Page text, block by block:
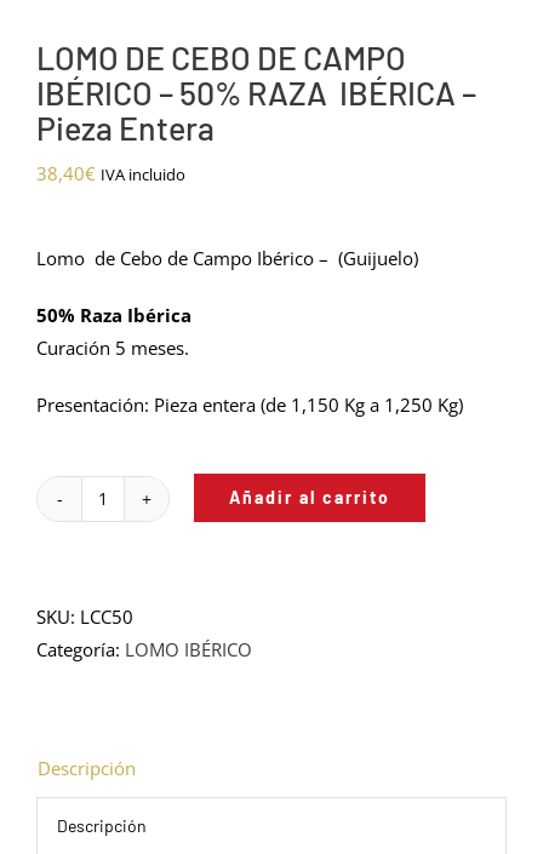
LOMO DE CEBO DE CAMPO
IBÉRICO – 50% RAZA IBÉRICA –
Pieza Entera
38,40€ IVA incluido
Lomo de Cebo de Campo Ibérico – (Guijuelo)
50% Raza Ibérica
Curación 5 meses.
Presentación: Pieza entera (de 1,150 Kg a 1,250 Kg)
LOMO
DE
CAMPO
RAZA
-
Añadir al carrito
SKU: LCC50
Categoría: LOMO IBÉRICO
Descripción
Descripción